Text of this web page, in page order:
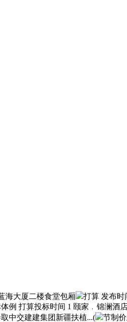
海大厦二楼食堂包厢
打算 发布时
例 打算投标时间 1 颐家﹒锦澜酒
中交建建集团新疆扶植...(
节制